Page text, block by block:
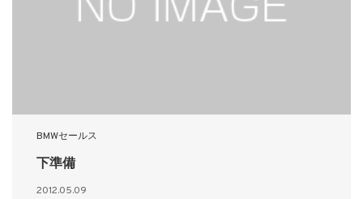
BMWセールス
下準備
2012.05.09